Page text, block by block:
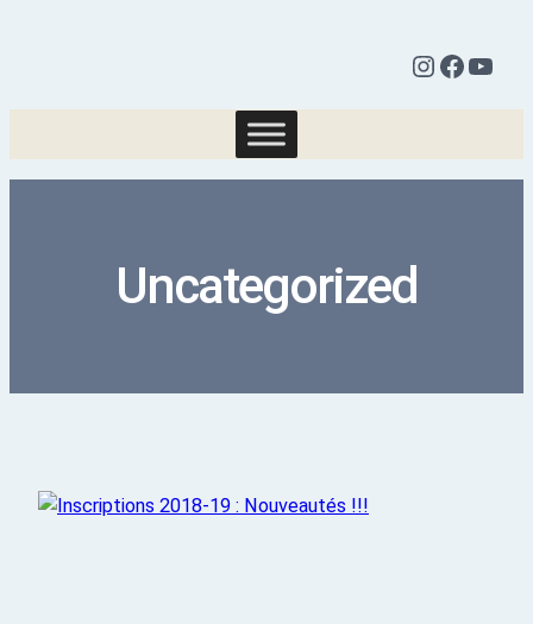
Uncategorized